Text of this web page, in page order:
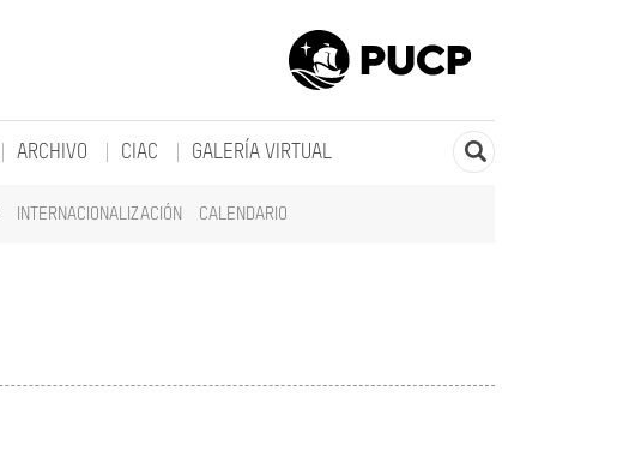
INTERNACIONALIZACIÓN CALENDARIO
ARCHIVO CIAC GALERÍA VIRTUAL